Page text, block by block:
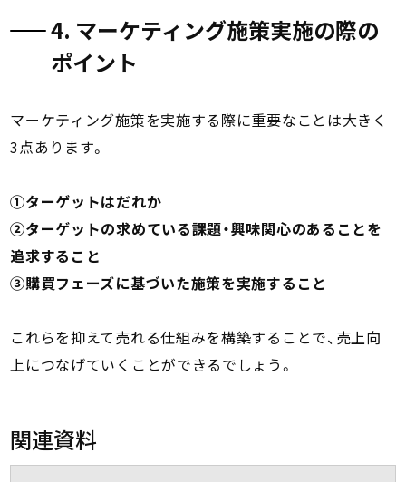
4. マーケティング施策実施の際の
ポイント
マーケティング施策を実施する際に重要なことは大きく
3点あります。
①ターゲットはだれか
②ターゲットの求めている課題・興味関心のあることを
追求すること
③購買フェーズに基づいた施策を実施すること
これらを抑えて売れる仕組みを構築することで、売上向
上につなげていくことができるでしょう。
関連資料